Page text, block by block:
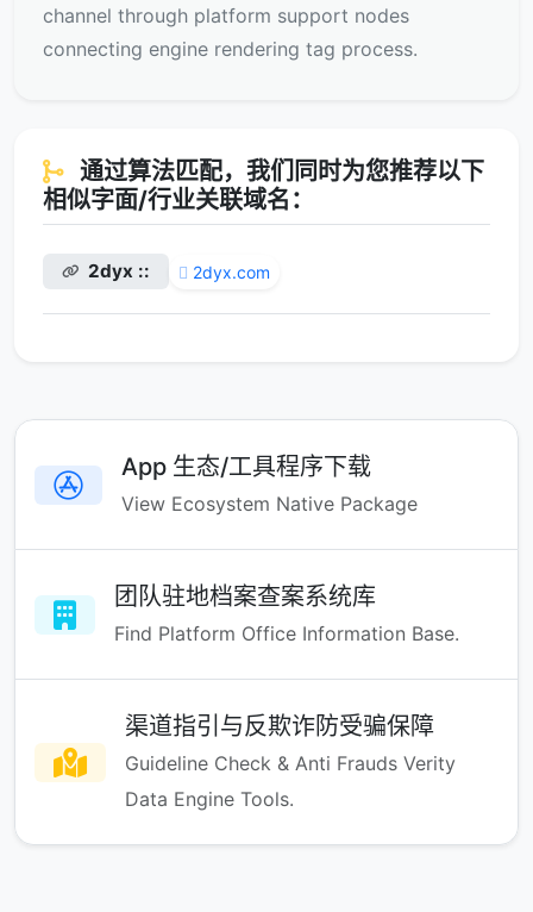
channel through platform support nodes
connecting engine rendering tag process.
通过算法匹配，我们同时为您推荐以下
相似字面/行业关联域名：
2dyx :: 2dyx.com
App 生态/工具程序下载
View Ecosystem Native Package
团队驻地档案查案系统库
Find Platform Office Information Base.
渠道指引与反欺诈防受骗保障
Guideline Check & Anti Frauds Verity
Data Engine Tools.